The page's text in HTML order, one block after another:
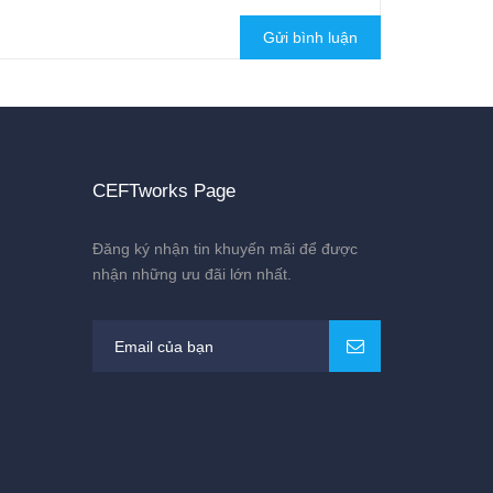
Gửi bình luận
CEFTworks Page
Đăng ký nhận tin khuyến mãi để được
nhận những ưu đãi lớn nhất.